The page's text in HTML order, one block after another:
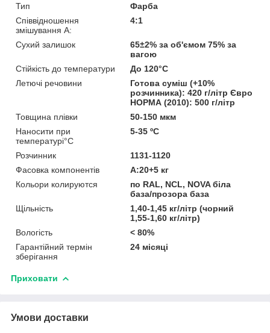
Тип
Фарба
Співвідношення
змішування А:
4:1
Сухий залишок
65±2% за об'ємом 75% за
вагою
Стійкість до температури
До 120°С
Летючі речовини
Готова суміш (+10%
розчинника): 420 г/літр Євро
НОРМА (2010): 500 г/літр
Товщина плівки
50-150 мкм
Наносити при
температурі°С
5-35 ºC
Розчинник
1131-1120
Фасовка компонентів
А:20+5 кг
Кольори колируются
по RAL, NCL, NOVA біла
база/прозора база
Щільність
1,40-1,45 кг/літр (чорний
1,55-1,60 кг/літр)
Вологість
< 80%
Гарантійний термін
зберігання
24 місяці
Приховати
Умови доставки